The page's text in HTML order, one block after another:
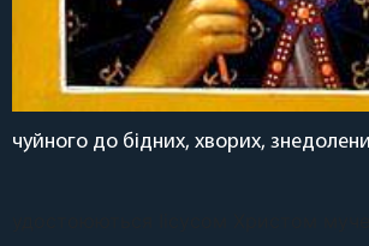
чуйного до бідних, хворих,